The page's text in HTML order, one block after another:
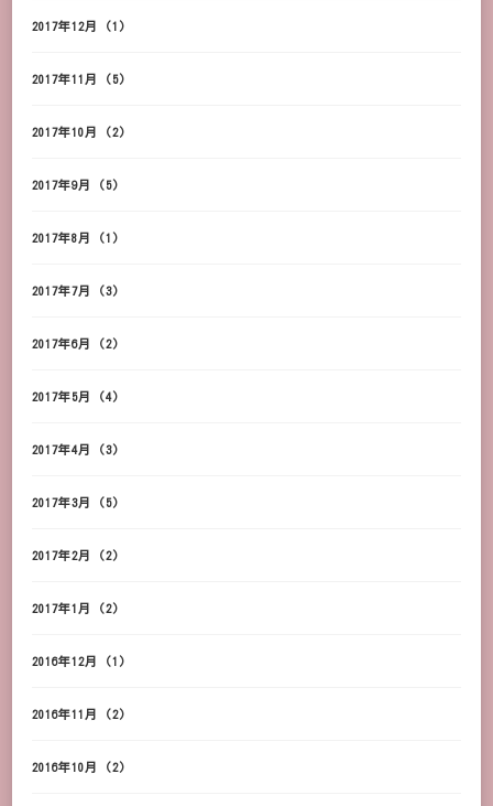
2017年12月 (1)
2017年11月 (5)
2017年10月 (2)
2017年9月 (5)
2017年8月 (1)
2017年7月 (3)
2017年6月 (2)
2017年5月 (4)
2017年4月 (3)
2017年3月 (5)
2017年2月 (2)
2017年1月 (2)
2016年12月 (1)
2016年11月 (2)
2016年10月 (2)